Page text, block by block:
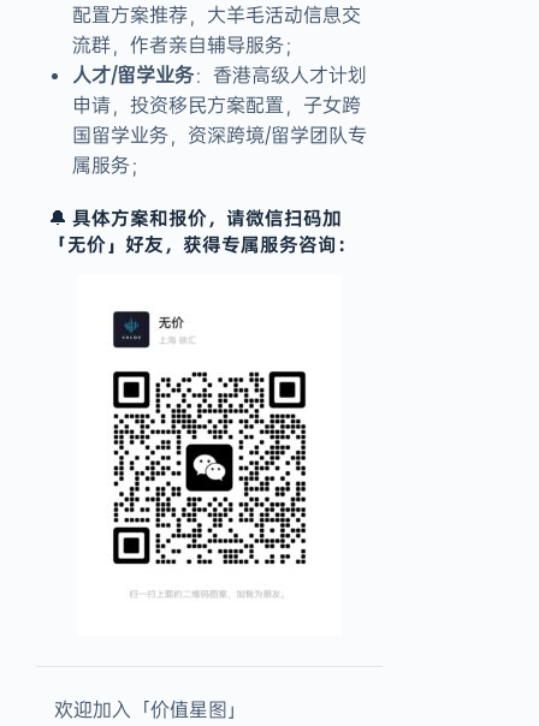
配置方案推荐，大羊毛活动信息交
流群，作者亲自辅导服务；
人才/留学业务：香港高级人才计划
申请，投资移民方案配置，子女跨
国留学业务，资深跨境/留学团队专
属服务；
🔔 具体方案和报价，请微信扫码加
「无价」好友，获得专属服务咨询：
欢迎加入「价值星图」